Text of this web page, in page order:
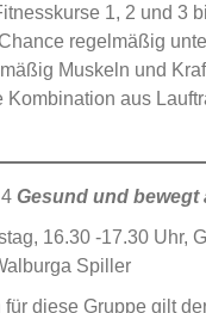
1, 2 und 3
regelmäßig
Muskeln und
Kombination aus
Gesund und bewegt
16.30 -17.30 Uhr,
Spiller
für diese Gruppe gilt